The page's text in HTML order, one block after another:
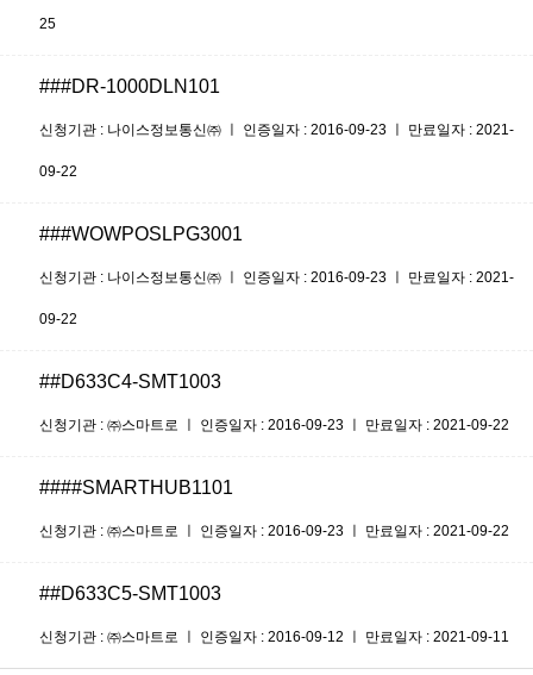
25
###DR-1000DLN101
신청기관 : 나이스정보통신㈜ ㅣ 인증일자 : 2016-09-23 ㅣ 만료일자 : 2021-
09-22
###WOWPOSLPG3001
신청기관 : 나이스정보통신㈜ ㅣ 인증일자 : 2016-09-23 ㅣ 만료일자 : 2021-
09-22
##D633C4-SMT1003
신청기관 : ㈜스마트로 ㅣ 인증일자 : 2016-09-23 ㅣ 만료일자 : 2021-09-22
####SMARTHUB1101
신청기관 : ㈜스마트로 ㅣ 인증일자 : 2016-09-23 ㅣ 만료일자 : 2021-09-22
##D633C5-SMT1003
신청기관 : ㈜스마트로 ㅣ 인증일자 : 2016-09-12 ㅣ 만료일자 : 2021-09-11